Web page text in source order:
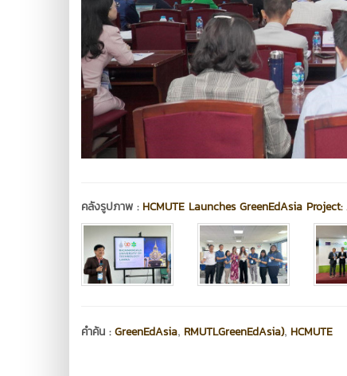
คลังรูปภาพ : HCMUTE Launches GreenEdAsia
คำค้น :GreenEdAsia, RMUTLGreenEdAsia), HCMUTE